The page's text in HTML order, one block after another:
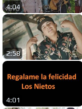
4:04
2:58
4:01